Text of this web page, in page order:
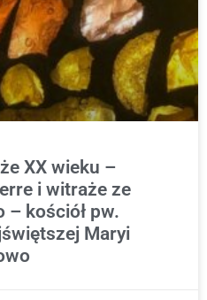
XX wieku –
i witraże ze
– kościół pw.
Maryi